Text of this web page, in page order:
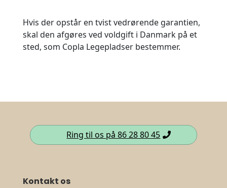
Hvis der opstår en tvist vedrørende garantien,
skal den afgøres ved voldgift i Danmark på et
sted, som Copla Legepladser bestemmer.
Ring til os på 86 28 80 45
Kontakt os